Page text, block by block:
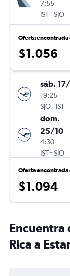
7:55
IST-SJO
Oferta
$1.056
sáb.
19:25
SJO- IST
dom.
25/10
4:30
IST-SJO
Oferta
$1.094
Encuentra
Rica a